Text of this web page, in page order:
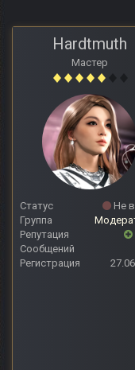
Hardtmuth
Мастер
Статус
Не
Группа
Репутация
Сообщений
Регистрация